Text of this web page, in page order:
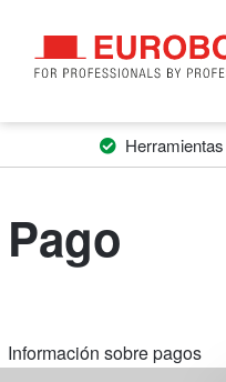
Pago
Información sobre pagos